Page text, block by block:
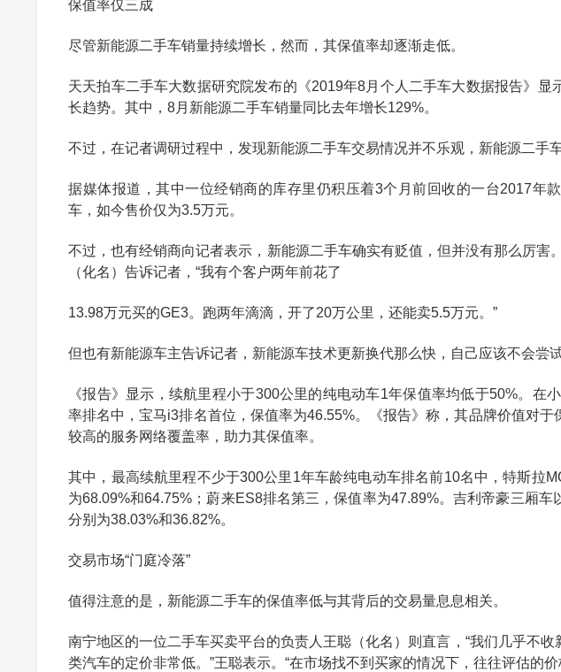
保值率仅三成
尽管新能源二手车销量持续增长，然而，其保值率却逐渐走低。
天天拍车二手车大数据研究院发布的《2019年8月个人二手车大数据报告》显
长趋势。其中，8月新能源二手车销量同比去年增长129%。
不过，在记者调研过程中，发现新能源二手车交易情况并不乐观，新能源二手
据媒体报道，其中一位经销商的库存里仍积压着3个月前回收的一台2017年
车，如今售价仅为3.5万元。
不过，也有经销商向记者表示，新能源二手车确实有贬值，但并没有那么厉害
（化名）告诉记者，“我有个客户两年前花了
13.98万元买的GE3。跑两年滴滴，开了20万公里，还能卖5.5万元。”
但也有新能源车主告诉记者，新能源车技术更新换代那么快，自己应该不会尝试
《报告》显示，续航里程小于300公里的纯电动车1年保值率均低于50%。在
率排名中，宝马i3排名首位，保值率为46.55%。《报告》称，其品牌价值对于
较高的服务网络覆盖率，助力其保值率。
其中，最高续航里程不少于300公里1年车龄纯电动车排名前10名中，特斯拉
为68.09%和64.75%；蔚来ES8排名第三，保值率为47.89%。吉利帝豪三厢
分别为38.03%和36.82%。
交易市场“门庭冷落”
值得注意的是，新能源二手车的保值率低与其背后的交易量息息相关。
南宁地区的一位二手车买卖平台的负责人王聪（化名）则直言，“我们几乎不
类汽车的定价非常低。”王聪表示。“在市场找不到买家的情况下，往往评估的价